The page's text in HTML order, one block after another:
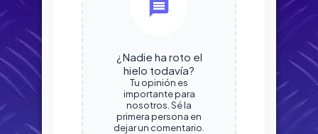
¿Nadie ha roto el
hielo todavía?
Tu opinión es
importante para
nosotros. Sé la
primera persona en
dejar un comentario.